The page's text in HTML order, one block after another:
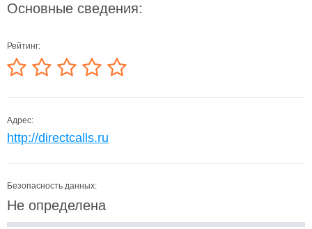
Основные сведения:
Рейтинг:
Адрес:
http://directcalls.ru
Безопасность данных:
Не определена